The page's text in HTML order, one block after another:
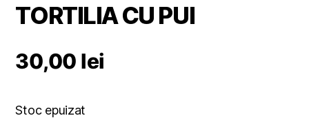
TORTILIA CU PUI
30,00 lei
Stoc epuizat